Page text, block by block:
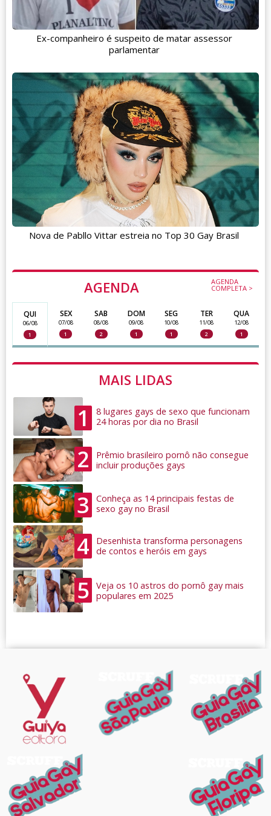
AGENDA AGENDA
COMPLETA >
QUI
06/08
1
SEX
07/08
1
SAB
08/08
2
DOM
09/08
1
SEG
10/08
1
TER
11/08
2
QUA
12/08
1
MAIS LIDAS
1
8 lugares gays de sexo que funcionam
24 horas por dia no Brasil
2
Prêmio brasileiro pornô não consegue
incluir produções gays
3
Conheça as 14 principais festas de
sexo gay no Brasil
4
Desenhista transforma personagens
de contos e heróis em gays
5
Veja os 10 astros do pornô gay mais
populares em 2025
Ex-companheiro é suspeito de matar assessor
parlamentar
Nova de Pabllo Vittar estreia no Top 30 Gay Brasil